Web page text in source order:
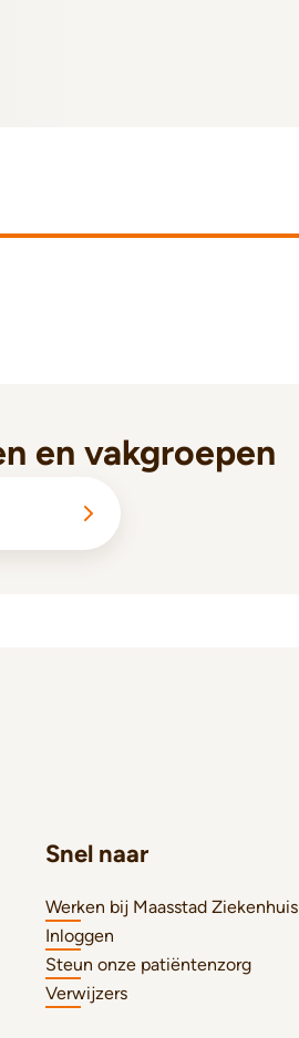
en vakgroepen
Snel naar
Werken bij Maasstad Ziekenhuis
Inloggen
Steun onze patiëntenzorg
Verwijzers